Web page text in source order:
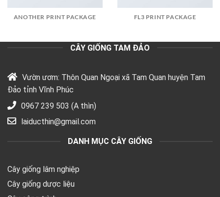
ANOTHER PRINT PACKAGE FL3 PRINT PACKAGE
CÂY GIỐNG TAM ĐẢO
Vườn ươm: Thôn Quan Ngoại xã Tam Quan huyện Tam
Đảo tỉnh Vĩnh Phúc
0967 239 503 (A thìn)
laiducthin@gmail.com
DANH MỤC CÂY GIỐNG
Cây giống lâm nghiệp
Cây giống dược liệu